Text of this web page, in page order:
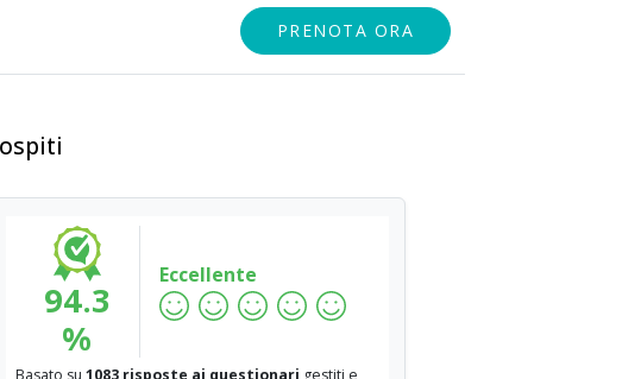
PRENOTA ORA
94.3
%
Eccellente